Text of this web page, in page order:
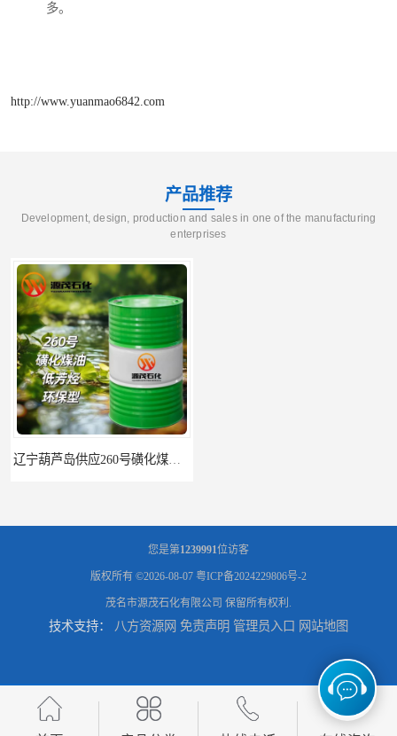
多。
http://www.yuanmao6842.com
产品推荐
Development, design, production and sales in one of the manufacturing
enterprises
您是第1239991位访客
版权所有 ©2026-08-07 粤ICP备2024229806号-2
茂名市源茂石化有限公司 保留所有权利.
技术支持： 八方资源网 免责声明 管理员入口 网站地图